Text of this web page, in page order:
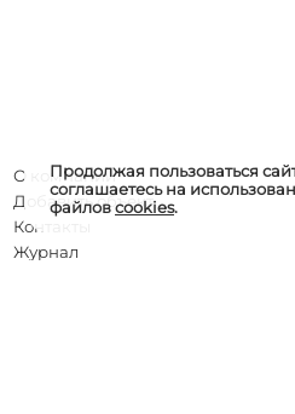
Продолжая пользоваться
соглашаетесь на
файловcookies.
О компании
Добавить объект
Контакты
Журнал